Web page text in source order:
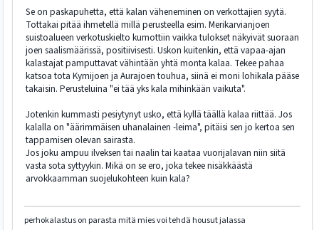
Se on paskapuhetta, että kalan väheneminen on verkottajien syytä.
Tottakai pitää ihmetellä millä perusteella esim. Merikarvianjoen
suistoalueen verkotuskielto kumottiin vaikka tulokset näkyivät suoraan
joen saalismäärissä, positiivisesti. Uskon kuitenkin, että vapaa-ajan
kalastajat pamputtavat vähintään yhtä monta kalaa. Tekee pahaa
katsoa tota Kymijoen ja Aurajoen touhua, siinä ei moni lohikala pääse
takaisin. Perusteluina "ei tää yks kala mihinkään vaikuta".
Jotenkin kummasti pesiytynyt usko, että kyllä täällä kalaa riittää. Jos
kalalla on "äärimmäisen uhanalainen -leima", pitäisi sen jo kertoa sen
tappamisen olevan sairasta.
Jos joku ampuu ilveksen tai naalin tai kaataa vuorijalavan niin siitä
vasta sota syttyykin. Mikä on se ero, joka tekee nisäkkäästä
arvokkaamman suojelukohteen kuin kala?
perhokalastus on parasta mitä mies voi tehdä housut jalassa